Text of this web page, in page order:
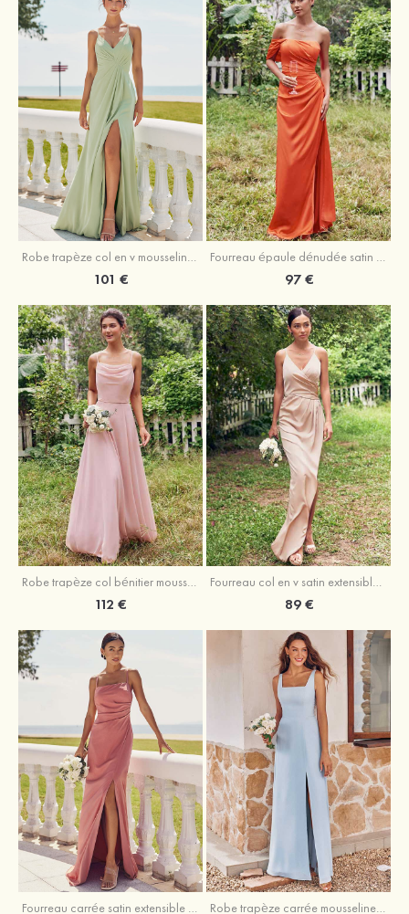
Robe trapèze col en v mousseline ras du sol robe de demoiselle d'honneur
101 €
Fourreau épaule dénudée satin extensible ras du sol robe de demoiselle d'honneur
97 €
Robe trapèze col bénitier mousseline ras du sol robe de demoiselle d'honneur
112 €
Fourreau col en v satin extensible asymétrique robe de demoiselle d'honneur
89 €